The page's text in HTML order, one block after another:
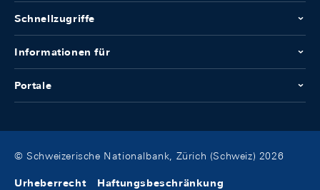
Schnellzugriffe
Informationen für
Portale
© Schweizerische Nationalbank, Zürich (Schweiz) 2026
Urheberrecht Haftungsbeschränkung